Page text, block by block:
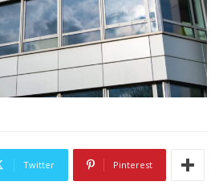
Twitter Pinterest